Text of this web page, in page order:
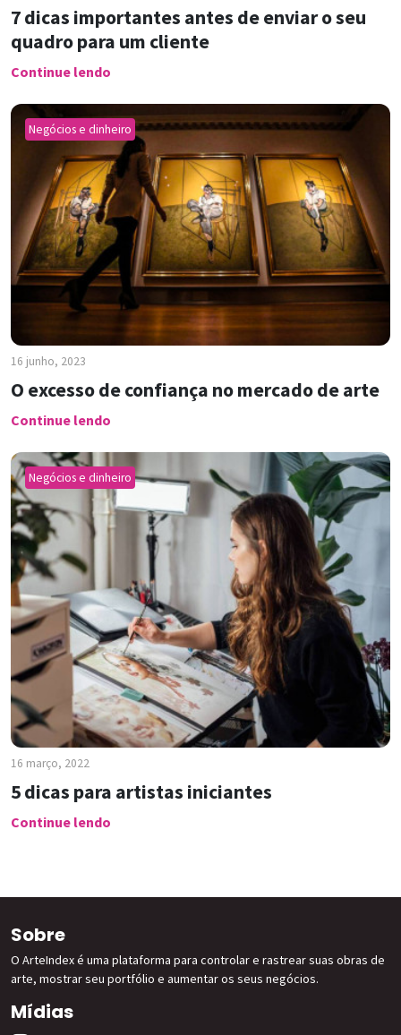
7 dicas importantes antes de enviar o seu
quadro para um cliente
Continue lendo
Negócios e dinheiro
16 junho, 2023
O excesso de confiança no mercado de arte
Continue lendo
Negócios e dinheiro
16 março, 2022
5 dicas para artistas iniciantes
Continue lendo
Sobre
O ArteIndex é uma plataforma para controlar e rastrear suas obras de
arte, mostrar seu portfólio e aumentar os seus negócios.
Mídias